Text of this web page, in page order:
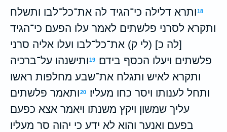
18ותרא דלילה כי־הגיד לה את־כל־לבו ותשלח
ותקרא לסרני פלשתים לאמר עלו הפעם כי־הגיד
[לה כ] (לי ק) את־כל־לבו ועלו אליה סרני
פלשתים ויעלו הכסף בידם׃
19ותישנהו על־ברכיה
ותקרא לאיש ותגלח את־שבע מחלפות ראשו
ותחל לענותו ויסר כחו מעליו׃
20ותאמר פלשתים
עליך שמשון ויקץ משנתו ויאמר אצא כפעם
בפעם ואנער והוא לא ידע כי יהוה סר מעליו׃